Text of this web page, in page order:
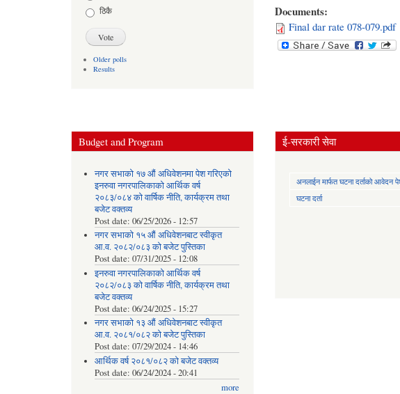
ठिकै
Older polls
Results
Documents:
Final dar rate 078-079.pdf
Budget and Program
नगर सभाको १७ औं अधिवेशनमा पेश गरिएको
इनरुवा नगरपालिकाको आर्थिक वर्ष
२०८३/०८४ को वार्षिक नीति, कार्यक्रम तथा
बजेट वक्तव्य
Post date: 06/25/2026 - 12:57
नगर सभाको १५ औं अधिवेशनबाट स्वीकृत
आ.व. २०८२/०८३ को बजेट पुस्तिका
Post date: 07/31/2025 - 12:08
इनरुवा नगरपालिकाको आर्थिक वर्ष
२०८२/०८३ को वार्षिक नीति, कार्यक्रम तथा
बजेट वक्तव्य
Post date: 06/24/2025 - 15:27
नगर सभाको १३ औं अधिवेशनबाट स्वीकृत
आ.व. २०८१/०८२ को बजेट पुस्तिका
Post date: 07/29/2024 - 14:46
आर्थिक वर्ष २०८१/०८२ को बजेट वक्तव्य
Post date: 06/24/2024 - 20:41
more
ई-सरकारी सेवा
अनलाईन मार्फत घटना दर्ताको आवेदन
घटना दर्ता